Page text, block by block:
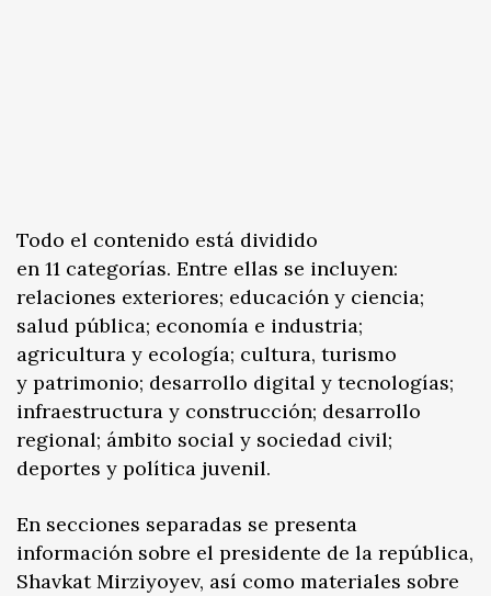
Todo el contenido está dividido
en 11 categorías. Entre ellas se incluyen:
relaciones exteriores; educación y ciencia;
salud pública; economía e industria;
agricultura y ecología; cultura, turismo
y patrimonio; desarrollo digital y tecnologías;
infraestructura y construcción; desarrollo
regional; ámbito social y sociedad civil;
deportes y política juvenil.
En secciones separadas se presenta
información sobre el presidente de la república,
Shavkat Mirziyoyev, así como materiales sobre